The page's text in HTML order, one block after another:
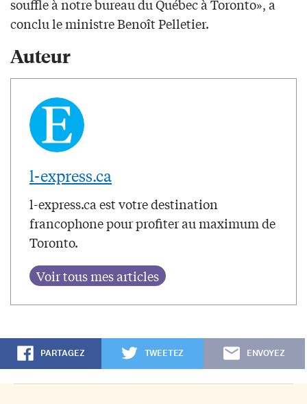
souffle à notre bureau du Québec à Toronto», a
conclu le ministre Benoît Pelletier.
Auteur
l-express.ca
l-express.ca est votre destination
francophone pour profiter au maximum de
Toronto.
PARTAGEZ TWEETEZ ENVOYEZ